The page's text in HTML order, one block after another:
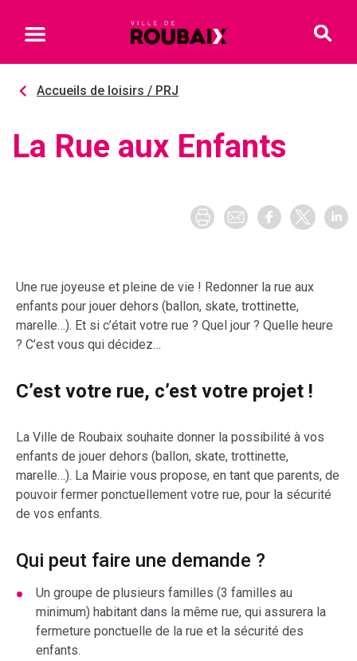
Accueils de loisirs / PRJ
La Rue aux Enfants
Une rue joyeuse et pleine de vie ! Redonner la rue aux
enfants pour jouer dehors (ballon, skate, trottinette,
marelle…). Et si c’était votre rue ? Quel jour ? Quelle heure
? C’est vous qui décidez…
C’est votre rue, c’est votre projet !
La Ville de Roubaix souhaite donner la possibilité à vos
enfants de jouer dehors (ballon, skate, trottinette,
marelle…). La Mairie vous propose, en tant que parents, de
pouvoir fermer ponctuellement votre rue, pour la sécurité
de vos enfants.
Qui peut faire une demande ?
Un groupe de plusieurs familles (3 familles au
minimum) habitant dans la même rue, qui assurera la
fermeture ponctuelle de la rue et la sécurité des
enfants.